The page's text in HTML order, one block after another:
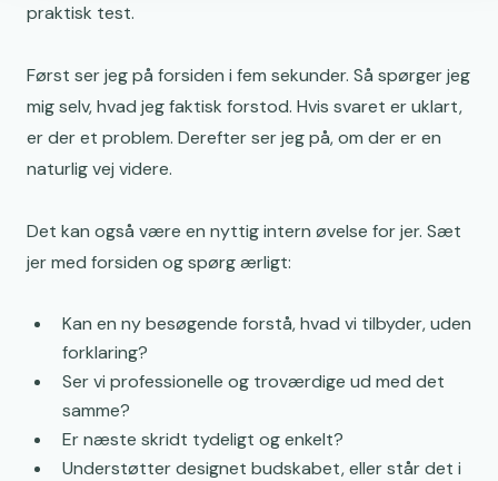
praktisk test.
Først ser jeg på forsiden i fem sekunder. Så spørger jeg
mig selv, hvad jeg faktisk forstod. Hvis svaret er uklart,
er der et problem. Derefter ser jeg på, om der er en
naturlig vej videre.
Det kan også være en nyttig intern øvelse for jer. Sæt
jer med forsiden og spørg ærligt:
Kan en ny besøgende forstå, hvad vi tilbyder, uden
forklaring?
Ser vi professionelle og troværdige ud med det
samme?
Er næste skridt tydeligt og enkelt?
Understøtter designet budskabet, eller står det i